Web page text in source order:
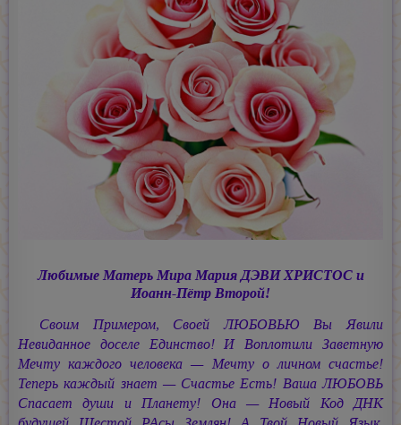
Любимые Матерь МираМария ДЭВИ ХРИСТОСи
Иоанн-ПётрВторой!
Своим Примером, Своей ЛЮБОВЬЮ Вы Явили
Невиданное доселе Единство! И Воплотили Заветную
Мечту каждого человека — Мечту о личном счастье!
Теперь каждый знает — Счастье Есть! Ваша ЛЮБОВЬ
Спасает души и Планету! Она — Новый Код ДНК